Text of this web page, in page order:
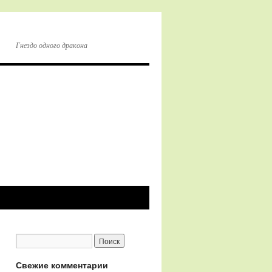
Гнездо одного дракона
Свежие комментарии